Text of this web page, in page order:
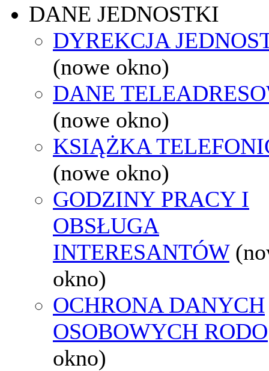
DANE JEDNOSTKI
DYREKCJA
(nowe okno)
DANE
(nowe okno)
KSIĄŻKA
(nowe okno)
GODZINY PRACY I
OBSŁUGA
INTERESANTÓW
okno)
OCHRONA DANYCH
OSOBOWYCH RODO
okno)